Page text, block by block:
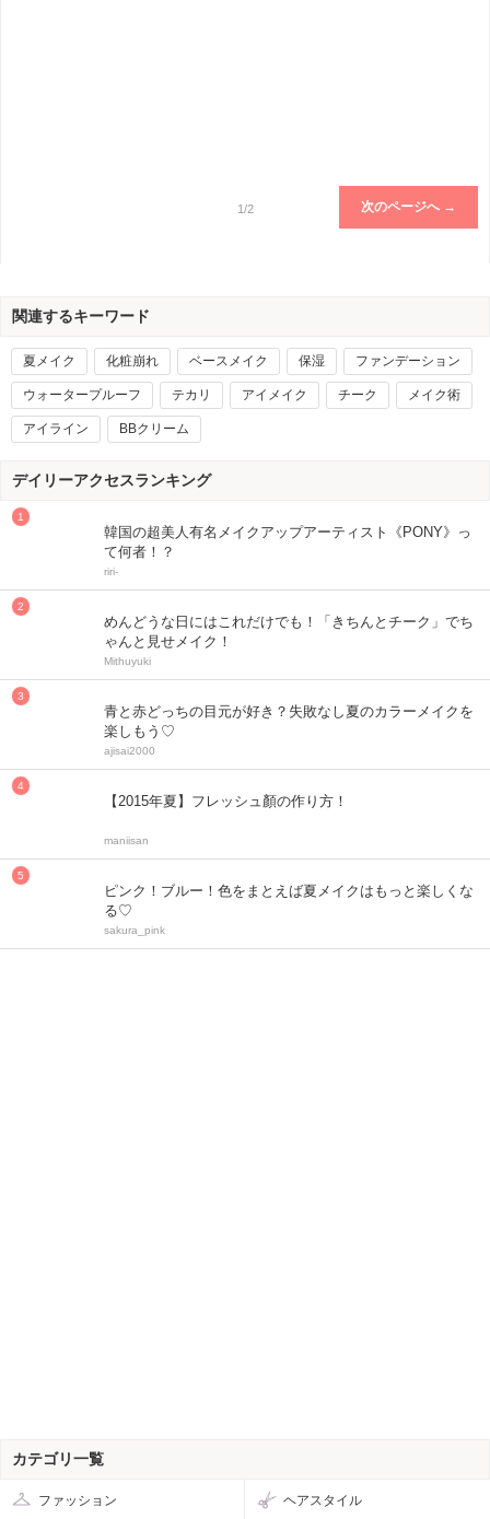
1/2 次のページへ →
関連するキーワード
夏メイク 化粧崩れ ベースメイク 保湿 ファンデーション
ウォータープルーフ テカリ アイメイク チーク メイク術
アイライン BBクリーム
デイリーアクセスランキング
韓国の超美人有名メイクアップアーティスト《PONY》っ
て何者！？
riri-
めんどうな日にはこれだけでも！「きちんとチーク」でち
ゃんと見せメイク！
Mithuyuki
青と赤どっちの目元が好き？失敗なし夏のカラーメイクを
楽しもう♡
ajisai2000
【2015年夏】フレッシュ顏の作り方！
maniisan
ピンク！ブルー！色をまとえば夏メイクはもっと楽しくな
る♡
sakura_pink
カテゴリ一覧
ファッション ヘアスタイル